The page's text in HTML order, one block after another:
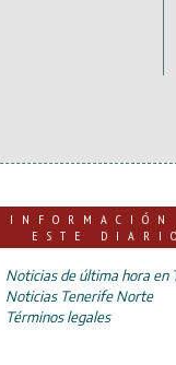
ESTE
Noticias de última hora en
Noticias Tenerife Norte
Términos legales